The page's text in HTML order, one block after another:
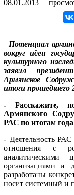
08.01.2013
Потенциал
вокруг идеи
культурного
заявил
Армянское
итоги прошедшего
- Расскажите,
Армянского
РАС по итогам
- Деятельность РАС
отношения с
аналитическими
организациями и
разработаны
носит системный и